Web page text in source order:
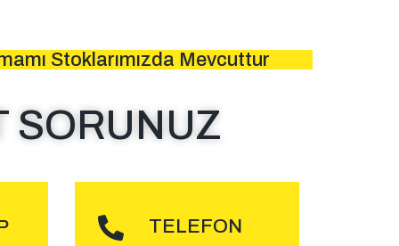
Stoklarımızda Mevcuttur
SORUNUZ
TELEFON
ARA